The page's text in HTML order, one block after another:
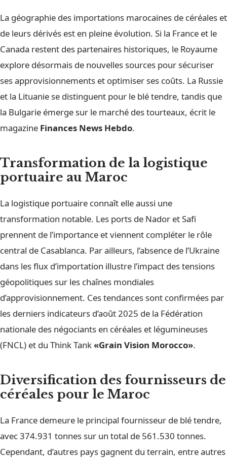
La géographie des importations marocaines de céréales et
de leurs dérivés est en pleine évolution. Si la France et le
Canada restent des partenaires historiques, le Royaume
explore désormais de nouvelles sources pour sécuriser
ses approvisionnements et optimiser ses coûts. La Russie
et la Lituanie se distinguent pour le blé tendre, tandis que
la Bulgarie émerge sur le marché des tourteaux, écrit le
magazine Finances News Hebdo.
Transformation de la logistique
portuaire au Maroc
La logistique portuaire connaît elle aussi une
transformation notable. Les ports de Nador et Safi
prennent de l’importance et viennent compléter le rôle
central de Casablanca. Par ailleurs, l’absence de l’Ukraine
dans les flux d’importation illustre l’impact des tensions
géopolitiques sur les chaînes mondiales
d’approvisionnement. Ces tendances sont confirmées par
les derniers indicateurs d’août 2025 de la Fédération
nationale des négociants en céréales et légumineuses
(FNCL) et du Think Tank«Grain Vision Morocco».
Diversification des fournisseurs de
céréales pour le Maroc
La France demeure le principal fournisseur de blé tendre,
avec 374.931 tonnes sur un total de 561.530 tonnes.
Cependant, d’autres pays gagnent du terrain, entre autres